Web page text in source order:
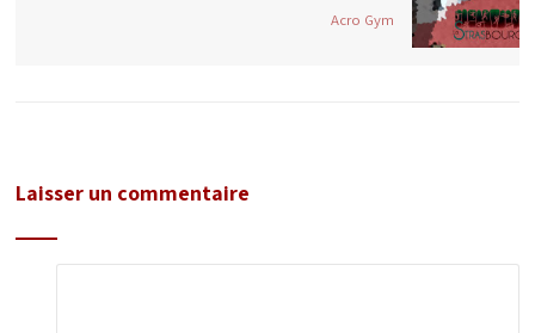
Acro Gym
Laisser un commentaire